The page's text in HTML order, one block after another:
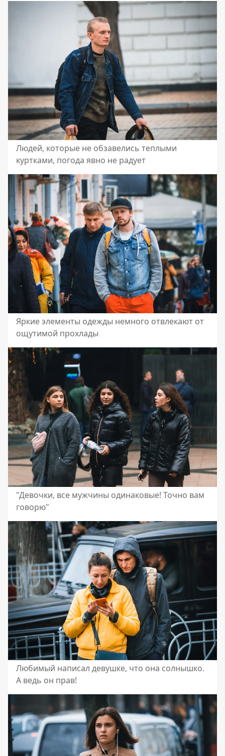
Людей, которые не обзавелись теплыми
куртками, погода явно не радует
Яркие элементы одежды немного отвлекают от
ощутимой прохлады
"Девочки, все мужчины одинаковые! Точно вам
говорю"
Любимый написал девушке, что она солнышко.
А ведь он прав!